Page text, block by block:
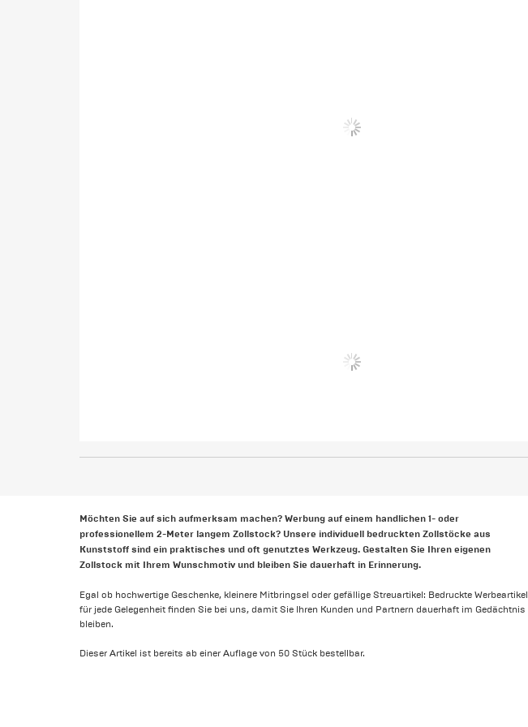
Möchten Sie auf sich aufmerksam machen? Werbung auf einem handlichen 1- oder
professionellem 2-Meter langem Zollstock? Unsere individuell bedruckten Zollstöcke aus
Kunststoff sind ein praktisches und oft genutztes Werkzeug. Gestalten Sie Ihren eigenen
Zollstock mit Ihrem Wunschmotiv und bleiben Sie dauerhaft in Erinnerung.
Egal ob hochwertige Geschenke, kleinere Mitbringsel oder gefällige Streuartikel: Bedruckte Werbeartikel
für jede Gelegenheit finden Sie bei uns, damit Sie Ihren Kunden und Partnern dauerhaft im Gedächtnis
bleiben.
Dieser Artikel ist bereits ab einer Auflage von 50 Stück bestellbar.